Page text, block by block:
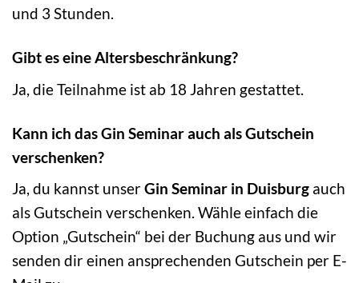
und 3 Stunden.
Gibt es eine Altersbeschränkung?
Ja, die Teilnahme ist ab 18 Jahren gestattet.
Kann ich das Gin Seminar auch als Gutschein
verschenken?
Ja, du kannst unserGin Seminar in Duisburg auch
als Gutschein verschenken. Wähle einfach die
Option „Gutschein“ bei der Buchung aus und wir
senden dir einen ansprechenden Gutschein per E-